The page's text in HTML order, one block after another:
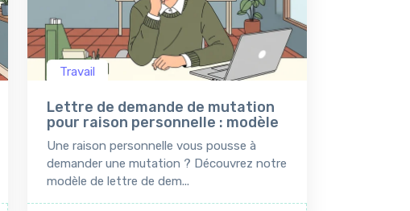
Travail
Lettre de demande de mutation
pour raison personnelle : modèle
Une raison personnelle vous pousse à
demander une mutation ? Découvrez notre
modèle de lettre de dem...